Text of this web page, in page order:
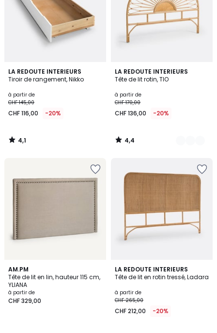
LA REDOUTE INTERIEURS
Tiroir de rangement, Nikko
à partir de
CHF 145,00
CHF 116,00 -20%
4,1
/ 5
4,1
/
LA REDOUTE INTERIEURS
Tête de lit rotin, TIO
à partir de
CHF 170,00
CHF 136,00 -20%
4,4
/ 5
2
Couleurs
4,4
/
AM.PM
Tête de lit en lin, hauteur 115 cm,
YLIANA
à partir de
CHF 329,00
4,7
/ 5
LA REDOUTE INTERIEURS
Tête de lit en rotin tressé, Ladara
à partir de
CHF 265,00
CHF 212,00 -20%
4,4
/ 5